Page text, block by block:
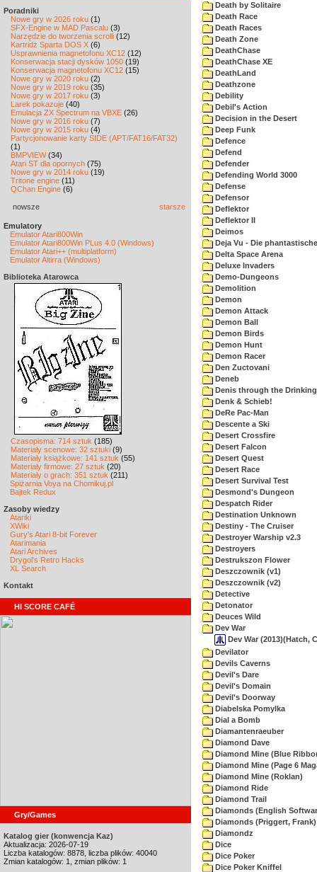
Poradniki
Nowe gry w 2026 roku (1)
SFX-Engine w MAD Pascalu (3)
Narzędzie do tworzenia scrolli (12)
Kartridż Sparta DOS X (6)
Usprawnienia magnetofonu XC12 (12)
Konserwacja stacji dysków 1050 (19)
Konserwacja magnetofonu XC12 (15)
Nowe gry w 2020 roku (2)
Nowe gry w 2019 roku (35)
Nowe gry w 2017 roku (3)
Larek pokazuje (40)
Emulacja ZX Spectrum na VBXE (26)
Nowe gry w 2016 roku (7)
Nowe gry w 2015 roku (4)
Partycjonowanie karty SIDE (APT/FAT16/FAT32)
(1)
BMPVIEW(34)
Atari ST dla opornych (75)
Nowe gry w 2014 roku (19)
Tritone engine (11)
QChan Engine (6)
nowsze starsze
Emulatory
Emulator Atari800Win
Emulator Atari800Win PLus 4.0 (Windows)
Emulator Atari++ (multiplatform)
Emulator Altirra (Windows)
Biblioteka Atarowca
Czasopisma: 714 sztuk (185)
Materiały scenowe: 32 sztuki (9)
Materiały książkowe: 141 sztuk (55)
Materiały firmowe: 27 sztuk (20)
Materiały o grach: 351 sztuk (211)
Spiżarnia Voya na Chomikuj.pl
Bajtek Redux
Zasoby wiedzy
Atariki
XWiki
Gury's Atari 8-bit Forever
Atarimania
Atari Archives
Drygol's Retro Hacks
XL Search
Kontakt
HI SCORE CAFÉ
Gry/Games
Katalog gier (konwencja Kaz)
Aktualizacja: 2026-07-19
Liczba katalogów: 8878, liczba plików: 40040
Zmian katalogów: 1, zmian plików: 1
Death by Solitaire
Death Race
Death Races
Death Zone
DeathChase
DeathChase XE
DeathLand
Deathzone
Debility
Debil's Action
Decision in the Desert
Deep Funk
Defence
Defend
Defender
Defending World 3000
Defense
Defensor
Deflektor
Deflektor II
Deimos
Deja Vu - Die
Delta Space Arena
Deluxe Invaders
Demo-Dungeons
Demolition
Demon
Demon Attack
Demon Ball
Demon Birds
Demon Hunt
Demon Racer
Den Zuctovani
Deneb
Denis through the
Denk & Schieb!
DeRe Pac-Man
Descente a Ski
Desert Crossfire
Desert Falcon
Desert Quest
Desert Race
Desert Survival Test
Desmond's Dungeon
Despatch Rider
Destination Unknown
Destiny - The Cruiser
Destroyer Warship v2.3
Destroyers
Destrukszon Flower
Deszczownik (v1)
Deszczownik (v2)
Detective
Detonator
Deuces Wild
Dev War
Dev War (2013)(Hatch,
Devilator
Devils Caverns
Devil's Dare
Devil's Domain
Devil's Doorway
Diabelska Pomylka
Dial a Bomb
Diamantenraeuber
Diamond Dave
Diamond Mine (Blue
Diamond Mine (Page 6
Diamond Mine (Roklan)
Diamond Ride
Diamond Trail
Diamonds (English
Diamonds (Priggert, Frank)
Diamondz
Dice
Dice Poker
Dice Poker Kniffel